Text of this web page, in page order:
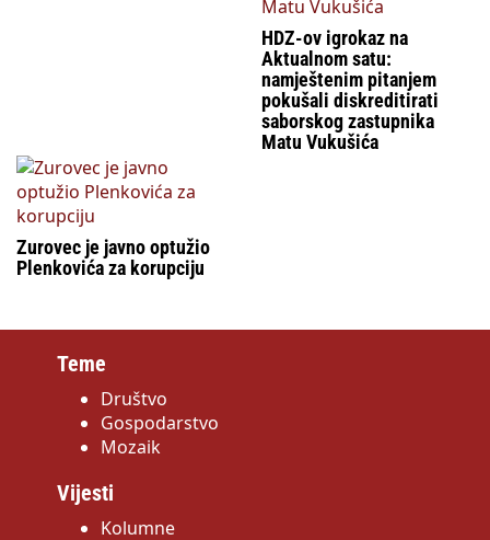
HDZ-ov igrokaz na
Aktualnom satu:
namještenim pitanjem
pokušali diskreditirati
saborskog zastupnika
Matu Vukušića
Zurovec je javno optužio
Plenkovića za korupciju
Teme
Društvo
Gospodarstvo
Mozaik
Vijesti
Kolumne